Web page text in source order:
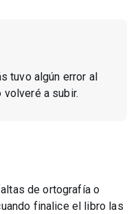
tuvo algún error al
a subir.
de ortografía o
finalice el libro las